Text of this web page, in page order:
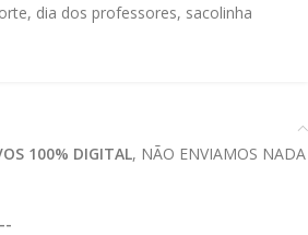
, dia dos professores, sacolinha
100% DIGITAL, NÃO ENVIAMOS NADA